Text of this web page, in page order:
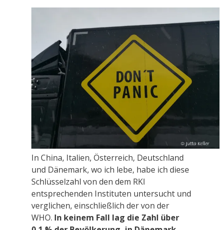
In China, Italien, Österreich, Deutschland
und Dänemark, wo ich lebe, habe ich diese
Schlüsselzahl von den dem RKI
entsprechenden Instituten untersucht und
verglichen, einschließlich der von der
WHO. In keinem Fall lag die Zahl über